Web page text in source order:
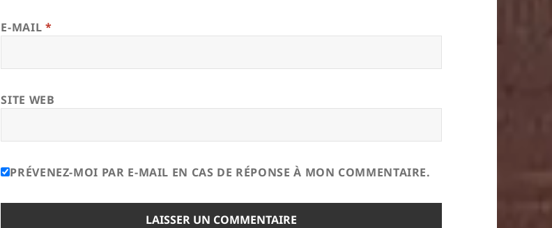
E-MAIL *
SITE WEB
PRÉVENEZ-MOI PAR E-MAIL EN CAS DE RÉPONSE À MON COMMENTAIRE.